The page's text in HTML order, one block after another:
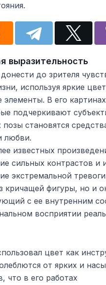
выразительность
до зрителя
используя яркие
элементы. В его
подчеркивают
становятся
любви.
известных
сильных контрастов
экстремальной
кричащей фигуры, но и
с ее внутренним
восприятии
цвет как
от ярких и
что в его работах